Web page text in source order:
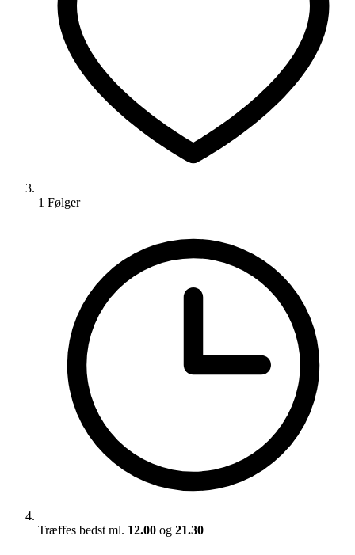
1 Følger
Træffes bedst ml. 12.00 og 21.30